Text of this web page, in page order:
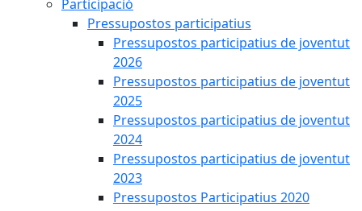
Participació
Pressupostos participatius
Pressupostos participatius de joventut
2026
Pressupostos participatius de joventut
2025
Pressupostos participatius de joventut
2024
Pressupostos participatius de joventut
2023
Pressupostos Participatius 2020